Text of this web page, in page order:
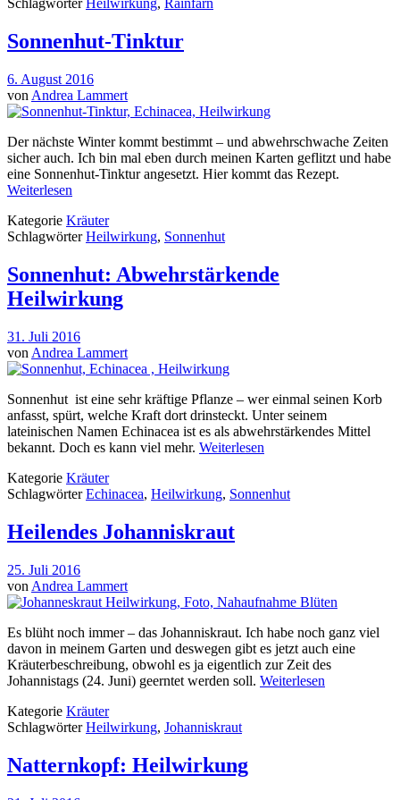
SchlagwörterHeilwirkung, Rainfarn
Sonnenhut-Tinktur
6. August 2016
von Andrea Lammert
Der nächste Winter kommt bestimmt – und abwehrschwache Zeiten
sicher auch. Ich bin mal eben durch meinen Karten geflitzt und habe
eine Sonnenhut-Tinktur angesetzt. Hier kommt das Rezept.
Weiterlesen
Kategorie Kräuter
SchlagwörterHeilwirkung, Sonnenhut
Sonnenhut: Abwehrstärkende
Heilwirkung
31. Juli 2016
von Andrea Lammert
Sonnenhut ist eine sehr kräftige Pflanze – wer einmal seinen Korb
anfasst, spürt, welche Kraft dort drinsteckt. Unter seinem
lateinischen Namen Echinacea ist es als abwehrstärkendes Mittel
bekannt. Doch es kann viel mehr. Weiterlesen
Kategorie Kräuter
SchlagwörterEchinacea, Heilwirkung, Sonnenhut
Heilendes Johanniskraut
25. Juli 2016
von Andrea Lammert
Es blüht noch immer – das Johanniskraut. Ich habe noch ganz viel
davon in meinem Garten und deswegen gibt es jetzt auch eine
Kräuterbeschreibung, obwohl es ja eigentlich zur Zeit des
Johannistags (24. Juni) geerntet werden soll. Weiterlesen
Kategorie Kräuter
SchlagwörterHeilwirkung, Johanniskraut
Natternkopf: Heilwirkung